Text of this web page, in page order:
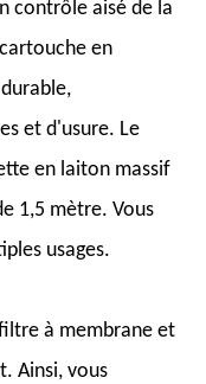
contrôle aisé de la
en
et d'usure. Le
en laiton massif
1,5 mètre. Vous
usages.
à membrane et
Ainsi, vous